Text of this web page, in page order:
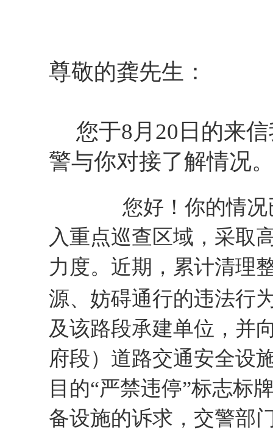
尊敬的龚先生：
您于8月20日的来信
警与你对接了解情况
您好！你的情
入重点巡查区域，采取
力度。近期，累计清理
源、妨碍通行的违法行
及该路段承建单位，并
府段）道路交通安全设
目的“严禁违停”标志标
备设施的诉求，交警部